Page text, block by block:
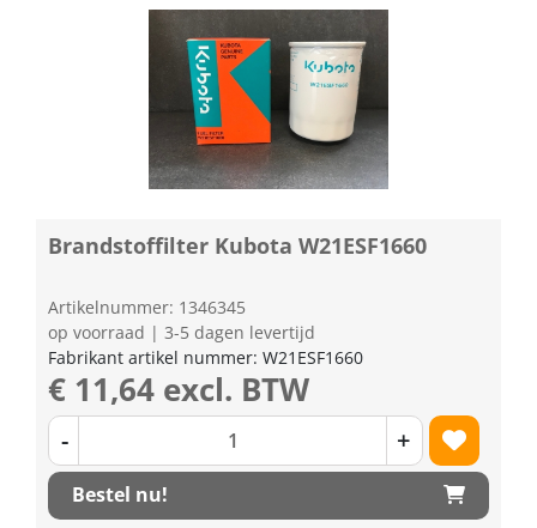
Brandstoffilter Kubota W21ESF1660
Artikelnummer: 1346345
op voorraad | 3-5 dagen levertijd
Fabrikant artikel nummer: W21ESF1660
€ 11,64 excl. BTW
- +
Bestel nu!